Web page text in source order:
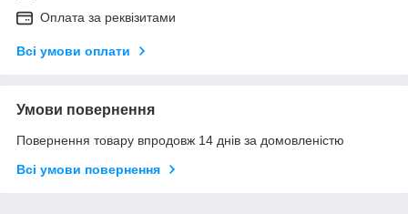
Оплата за реквізитами
Всі умови оплати
Умови повернення
Повернення товару впродовж 14 днів за домовленістю
Всі умови повернення